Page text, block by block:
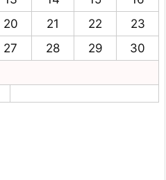
20 21 22
23
27 28 29
30